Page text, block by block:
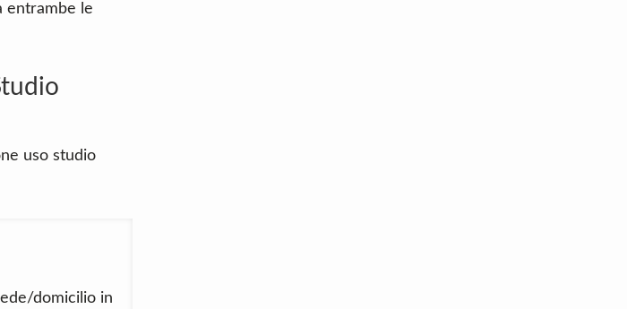
entrambe le
uso studio
sede/domicilio in